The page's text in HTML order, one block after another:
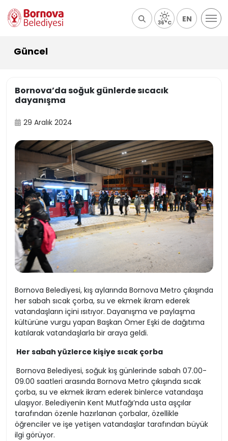
36°C EN
Güncel
Bornova’da soğuk günlerde sıcacık
dayanışma
29 Aralık 2024
Bornova Belediyesi, kış aylarında Bornova Metro çıkışında
her sabah sıcak çorba, su ve ekmek ikram ederek
vatandaşların içini ısıtıyor. Dayanışma ve paylaşma
kültürüne vurgu yapan Başkan Ömer Eşki de dağıtıma
katılarak vatandaşlarla bir araya geldi.
Her sabah yüzlerce kişiye sıcak çorba
Bornova Belediyesi, soğuk kış günlerinde sabah 07.00-
09.00 saatleri arasında Bornova Metro çıkışında sıcak
çorba, su ve ekmek ikram ederek binlerce vatandaşa
ulaşıyor. Belediyenin Kent Mutfağı’nda usta aşçılar
tarafından özenle hazırlanan çorbalar, özellikle
öğrenciler ve işe yetişen vatandaşlar tarafından büyük
ilgi görüyor.